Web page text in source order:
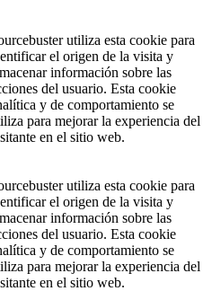
utiliza esta cookie para
el origen de la visita y
información sobre las
del usuario. Esta cookie
y de comportamiento se
para mejorar la experiencia del
en el sitio web.
utiliza esta cookie para
el origen de la visita y
información sobre las
del usuario. Esta cookie
y de comportamiento se
para mejorar la experiencia del
en el sitio web.